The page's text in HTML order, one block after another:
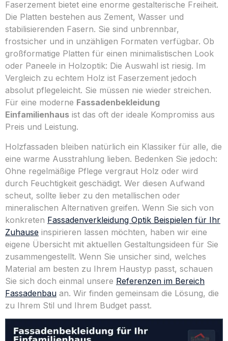
Faserzement bietet eine enorme gestalterische Freiheit.
Die Platten bestehen aus Zement, Wasser und
stabilisierenden Fasern. Sie sind unbrennbar,
frostsicher und in unzähligen Formaten verfügbar. Ob
großformatige Platten für einen minimalistischen Look
oder Paneele in Holzoptik: Die Auswahl ist riesig. Im
Vergleich zu echtem Holz ist Faserzement jedoch
absolut pflegeleicht. Sie müssen nie wieder streichen.
Für eine moderne Fassadenbekleidung
Einfamilienhaus ist das oft der ideale Kompromiss aus
Preis und Leistung.
Holzfassaden bleiben natürlich ein Klassiker für alle, die
eine warme Ausstrahlung lieben. Bedenken Sie jedoch:
Ohne regelmäßige Pflege vergraut Holz oder wird
durch Feuchtigkeit geschädigt. Wer diesen Aufwand
scheut, sollte lieber zu den metallischen oder
mineralischen Alternativen greifen. Wenn Sie sich von
konkreten Fassadenverkleidung Optik Beispielen für Ihr
Zuhause inspirieren lassen möchten, haben wir eine
eigene Übersicht mit aktuellen Gestaltungsideen für Sie
zusammengestellt. Wenn Sie unsicher sind, welches
Material am besten zu Ihrem Haustyp passt, schauen
Sie sich doch einmal unsere Referenzen im Bereich
Fassadenbau an. Wir finden gemeinsam die Lösung, die
zu Ihrem Stil und Ihrem Budget passt.